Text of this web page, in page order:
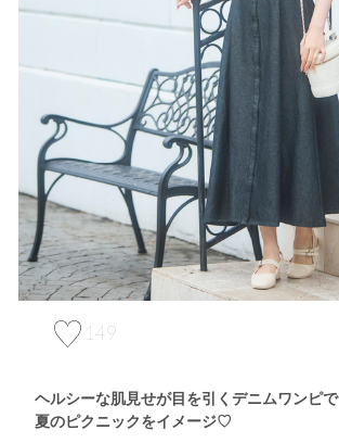
149
ヘルシーな肌見せが目を引くデニムワンピで
夏のピクニックをイメージ♡